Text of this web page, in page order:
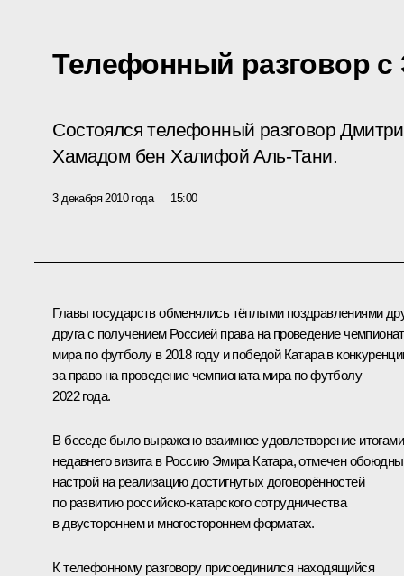
Телефонный разговор
Состоялся телефонный разговор
Хамадом бен Халифой Аль-Тани.
3 декабря 2010 года 15:00
Главы государств обменялись тёплыми поздравлениями
друга с получением Россией права на проведение
мира по футболу в 2018 году и победой Катара в
за право на проведение чемпионата мира по футболу
2022 года.
В беседе было выражено взаимное удовлетворение итогами
недавнеговизитав Россию Эмира Катара, отмечен
настрой на реализацию достигнутых договорённостей
по развитию российско-катарского сотрудничества
в двустороннем и многостороннем форматах.
К телефонному разговору присоединился находящийся